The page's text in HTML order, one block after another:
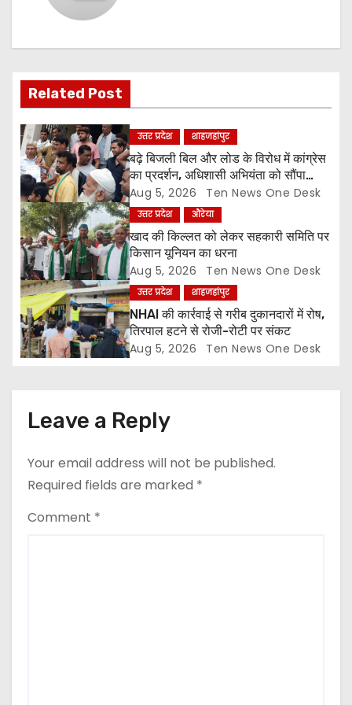
v
i
g
a
t
i
o
n
Related Post
उत्तर प्रदेश शाहजहांपुर
बढ़े बिजली बिल और लोड के विरोध में कांग्रेस
का प्रदर्शन, अधिशासी अभियंता को सौंपा
ज्ञापन
Aug 5, 2026 Ten News One Desk
उत्तर प्रदेश औरेया
खाद की किल्लत को लेकर सहकारी समिति पर
किसान यूनियन का धरना
Aug 5, 2026 Ten News One Desk
उत्तर प्रदेश शाहजहांपुर
NHAI की कार्रवाई से गरीब दुकानदारों में रोष,
तिरपाल हटने से रोजी-रोटी पर संकट
Aug 5, 2026 Ten News One Desk
Leave a Reply
Your email address will not be published.
Required fields are marked *
Comment *